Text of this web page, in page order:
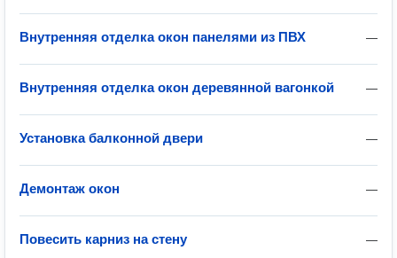
—
Внутренняя отделка окон панелями из ПВХ
—
Внутренняя отделка окон деревянной вагонкой
—
Установка балконной двери
—
Демонтаж окон
—
Повесить карниз на стену